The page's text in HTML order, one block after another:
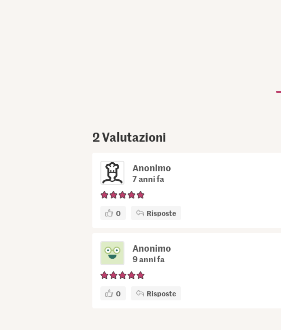
2Valutazioni
Anonimo
7 anni fa
0 Risposte
Anonimo
9 anni fa
0 Risposte